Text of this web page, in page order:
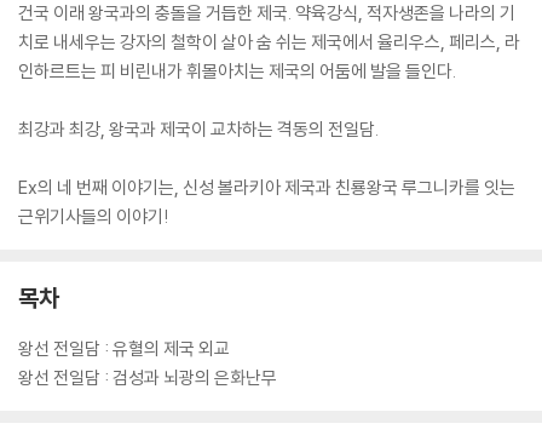
건국 이래 왕국과의 충돌을 거듭한 제국. 약육강식, 적자생존을 나라의 기
치로 내세우는 강자의 철학이 살아 숨 쉬는 제국에서 율리우스, 페리스, 라
인하르트는 피 비린내가 휘몰아치는 제국의 어둠에 발을 들인다.
최강과 최강, 왕국과 제국이 교차하는 격동의 전일담.
Ex의 네 번째 이야기는, 신성 볼라키아 제국과 친룡왕국 루그니카를 잇는
근위기사들의 이야기!
목차
왕선 전일담 : 유혈의 제국 외교
왕선 전일담 : 검성과 뇌광의 은화난무